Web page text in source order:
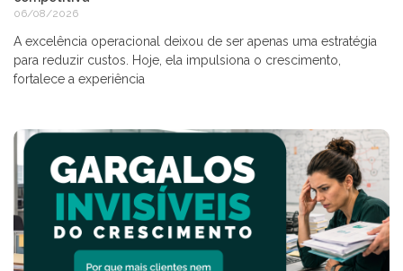
06/08/2026
A excelência operacional deixou de ser apenas uma estratégia
para reduzir custos. Hoje, ela impulsiona o crescimento,
fortalece a experiência